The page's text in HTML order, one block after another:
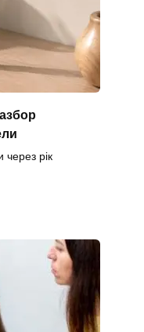
через рік